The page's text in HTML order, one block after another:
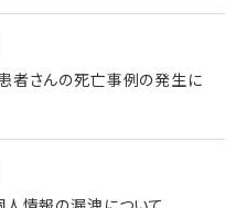
者さんの死亡事例の発生に